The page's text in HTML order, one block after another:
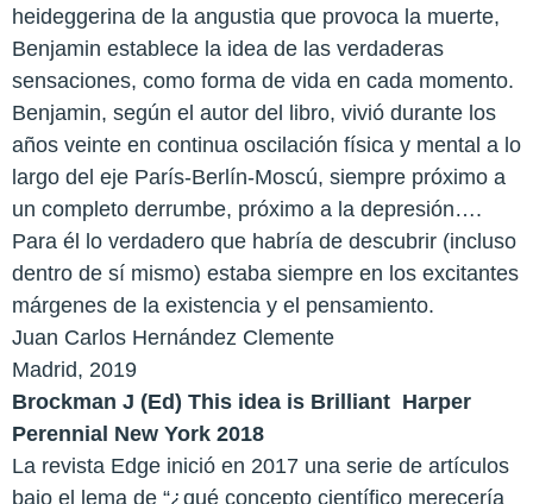
heideggerina de la angustia que provoca la muerte,
Benjamin establece la idea de las verdaderas
sensaciones, como forma de vida en cada momento.
Benjamin, según el autor del libro, vivió durante los
años veinte en continua oscilación física y mental a lo
largo del eje París-Berlín-Moscú, siempre próximo a
un completo derrumbe, próximo a la depresión….
Para él lo verdadero que habría de descubrir (incluso
dentro de sí mismo) estaba siempre en los excitantes
márgenes de la existencia y el pensamiento.
Juan Carlos Hernández Clemente
Madrid, 2019
Brockman J (Ed) This idea is Brilliant Harper
Perennial New York 2018
La revista Edge inició en 2017 una serie de artículos
bajo el lema de “¿qué concepto científico merecería